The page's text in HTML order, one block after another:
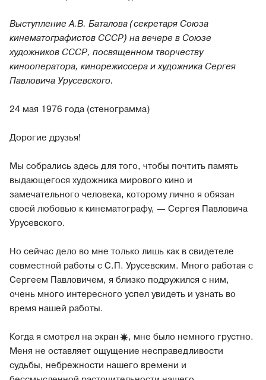
Выступление А.В. Баталова (секретаря Союза
кинематографистов СССР) на вечере в Союзе
художников СССР, посвященном творчеству
кинооператора, кинорежиссера и художника Сергея
Павловича Урусевского.
24 мая 1976 года (стенограмма)
Дорогие друзья!
Мы собрались здесь для того, чтобы почтить память
выдающегося художника мирового кино и
замечательного человека, которому лично я обязан
своей любовью к кинематографу, — Сергея Павловича
Урусевского.
Но сейчас дело во мне только лишь как в свидетеле
совместной работы с С.П. Урусевским. Много работая с
Сергеем Павловичем, я близко подружился с ним,
очень много интересного успел увидеть и узнать во
время нашей работы.
Когда я смотрел наэкран
, мне было немного грустно.
Меня не оставляет ощущение несправедливости
судьбы, небрежности нашего времени и